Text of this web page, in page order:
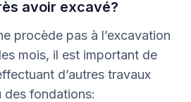
avoir excavé?
procède pas à l’excavation
mois, il est important de
d’autres travaux
des fondations: